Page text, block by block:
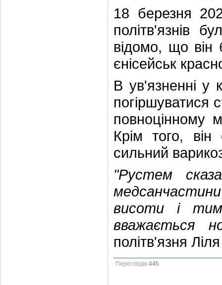
18 березня
політв'язнів
відомо, що
єнісейськ
В ув'язненні у
погіршуватися
повноцінному
Крім того, він
сильний
"Рустем
медсанчастини
висоти і тим
вважається
політв'язня
Переглядів 445